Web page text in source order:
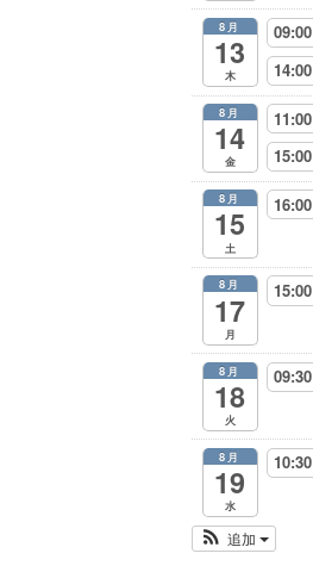
8月
13
木
09:00
14:00
8月
14
金
11:00
15:00
8月
15
土
16:00
8月
17
月
15:00
8月
18
火
09:30
8月
19
水
10:30
追加